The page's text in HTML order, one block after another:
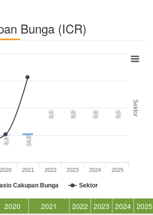
Bunga (ICR)
Sektor
5,6 14,9
0,0 0,0 0,0 0,0
Cakupan Bunga Sektor
2020 2021 2022 2023 2024 2025
2020 2021 2022 2023 2024 2025